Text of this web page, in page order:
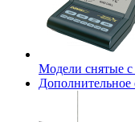
Модели снятые с
Дополнительное